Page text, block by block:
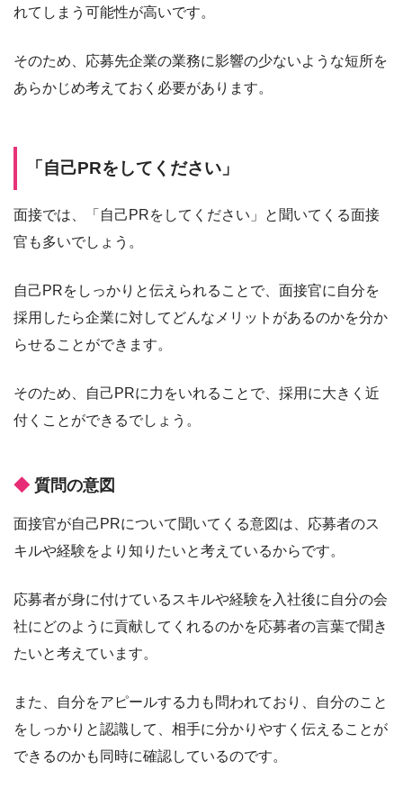
れてしまう可能性が高いです。
そのため、応募先企業の業務に影響の少ないような短所を
あらかじめ考えておく必要があります。
「自己PRをしてください」
面接では、「自己PRをしてください」と聞いてくる面接
官も多いでしょう。
自己PRをしっかりと伝えられることで、面接官に自分を
採用したら企業に対してどんなメリットがあるのかを分か
らせることができます。
そのため、自己PRに力をいれることで、採用に大きく近
付くことができるでしょう。
質問の意図
面接官が自己PRについて聞いてくる意図は、応募者のス
キルや経験をより知りたいと考えているからです。
応募者が身に付けているスキルや経験を入社後に自分の会
社にどのように貢献してくれるのかを応募者の言葉で聞き
たいと考えています。
また、自分をアピールする力も問われており、自分のこと
をしっかりと認識して、相手に分かりやすく伝えることが
できるのかも同時に確認しているのです。